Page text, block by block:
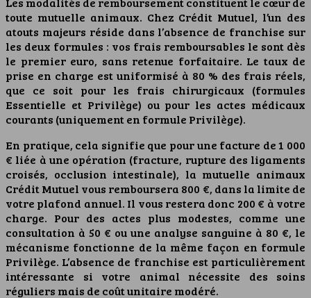
toute mutuelle animaux. Chez Crédit Mutuel, l’un des
atouts majeurs réside dans l’absence de franchise sur
les deux formules : vos frais remboursables le sont dès
le premier euro, sans retenue forfaitaire. Le taux de
prise en charge est uniformisé à 80 % des frais réels,
que ce soit pour les frais chirurgicaux (formules
Essentielle et Privilège) ou pour les actes médicaux
courants (uniquement en formule Privilège).
En pratique, cela signifie que pour une facture de 1 000
€ liée à une opération (fracture, rupture des ligaments
croisés, occlusion intestinale), la mutuelle animaux
Crédit Mutuel vous remboursera 800 €, dans la limite de
votre plafond annuel. Il vous restera donc 200 € à votre
charge. Pour des actes plus modestes, comme une
consultation à 50 € ou une analyse sanguine à 80 €, le
mécanisme fonctionne de la même façon en formule
Privilège. L’absence de franchise est particulièrement
intéressante si votre animal nécessite des soins
réguliers mais de coût unitaire modéré.